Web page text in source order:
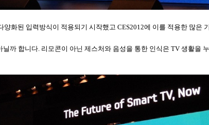
양화된 입력방식이 적용되기 시작했고 CES2012에 이를 적용한 많은
닐까 합니다. 리모콘이 아닌 제스처와 음성을 통한 인식은 TV 생활을